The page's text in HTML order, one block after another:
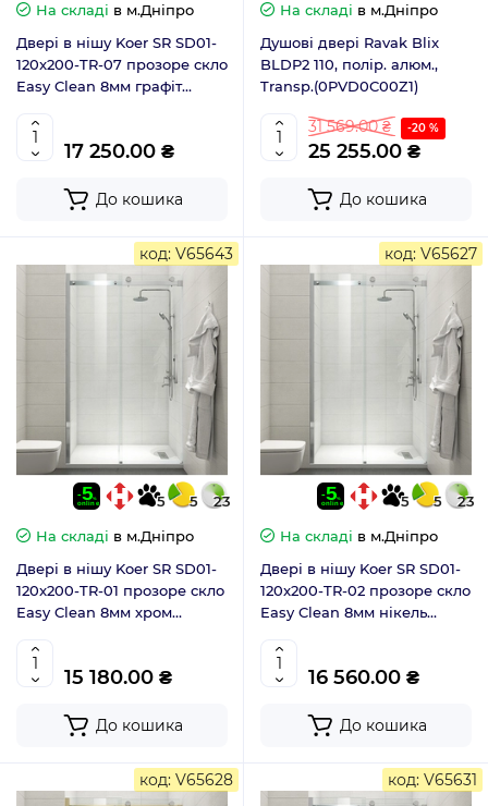
На складі в м.Дніпро
Двері в нішу Koer SR SD01-
120x200-TR-07 прозоре скло
Easy Clean 8мм графіт
17 250.00 ₴
До кошика
На складі в м.Дніпро
Душові двері Ravak Blix
BLDP2 110, полір. алюм.,
Transp.(0PVD0C00Z1)
31 569.00 ₴ -20 %
25 255.00 ₴
До кошика
код: V65643
5 5
23
На складі в м.Дніпро
Двері в нішу Koer SR SD01-
120x200-TR-01 прозоре скло
Easy Clean 8мм хром
15 180.00 ₴
До кошика
код: V65627
5 5
23
На складі в м.Дніпро
Двері в нішу Koer SR SD01-
120x200-TR-02 прозоре скло
Easy Clean 8мм нікель
16 560.00 ₴
До кошика
код: V65628 код: V65631